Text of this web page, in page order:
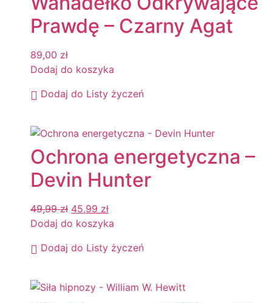
Prawdę – Czarny Agat
89,00 zł
Dodaj do koszyka
Dodaj do Listy życzeń
Ochrona energetyczna –
Devin Hunter
49,99zł 45,99 zł
Dodaj do koszyka
Dodaj do Listy życzeń